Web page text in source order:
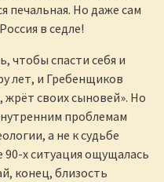
печальная. Но даже сам
в седле!
чтобы спасти себя и
лет, и Гребенщиков
жрёт своих сыновей». Но
проблемам
а не к судьбе
90-х ситуация ощущалась
конец, близость